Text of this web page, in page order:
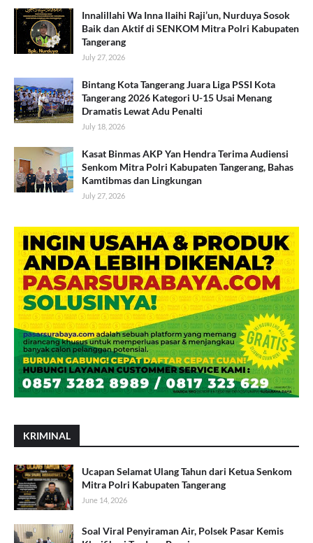
Innalillahi Wa Inna Ilaihi Raji’un, Nurduya Sosok
Baik dan Aktif di SENKOM Mitra Polri Kabupaten
Tangerang
July 27, 2026
Bintang Kota Tangerang Juara Liga PSSI Kota
Tangerang 2026 Kategori U-15 Usai Menang
Dramatis Lewat Adu Penalti
July 18, 2026
Kasat Binmas AKP Yan Hendra Terima Audiensi
Senkom Mitra Polri Kabupaten Tangerang, Bahas
Kamtibmas dan Lingkungan
July 27, 2026
KRIMINAL
Ucapan Selamat Ulang Tahun dari Ketua Senkom
Mitra Polri Kabupaten Tangerang
June 14, 2026
Soal Viral Penyiraman Air, Polsek Pasar Kemis